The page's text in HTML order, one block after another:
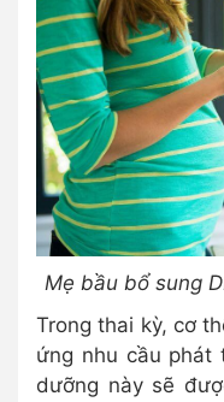
Mẹ bầu bổ sung
Trong thai kỳ, cơ
ứng nhu cầu phát
dưỡng này sẽ